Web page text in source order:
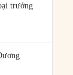
trưởng